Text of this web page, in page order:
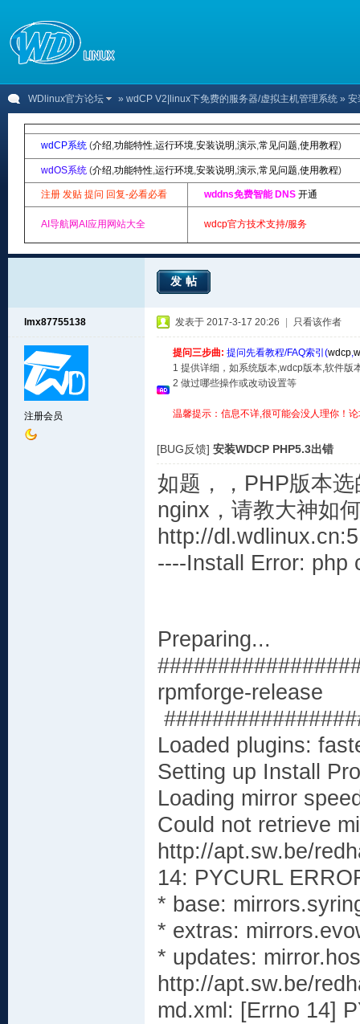
WDlinux官方论坛 » wdCP V2|linux下免费的服务器/虚拟主机管理系统 » 安
wdCP系统 (介绍,功能特性,运行环境,安装说明 ,演示,常见问题,使用教程)
wdOS系统 (介绍,功能特性,运行环境,安装说明 ,演示,常见问题,使用教程)
注册 发贴 提问 回复-必看必看 wddns免费智能 DNS 开通
AI导航网AI应用网站大全 wdcp官方技术支持/服务
发帖
lmx87755138
注册会员
发表于 2017-3-17 20:26 只看该作者
提问三步曲: 提问先看教程/FAQ索引(wdcp,
1 提供详细，如系统版本,wdcp版本,软件版
2 做过哪些操作或改动设置等
温馨提示：信息不详,很可能会没人理你！
[BUG反馈] 安装WDCP PHP5.3出错
如题，，PHP版本
nginx，请教大神如
http://
----Install Error: php
rpmforge-
Loaded plugins:
Setting up Install
Loading mirror
Could not retrieve
http://apt.sw.be/
14: PYCURL
* base:
* extras:
* updates:
http://apt.sw.be/
md.xml: [Errno 14]